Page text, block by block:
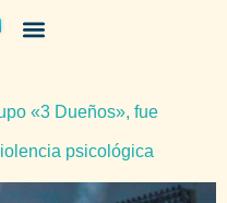
«3 Dueños», fue
psicológica